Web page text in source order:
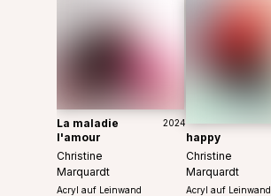
La maladie
l'amour
Christine
Marquardt
Acryl auf Leinwand
2024
happy
Christine
Marquardt
Acryl auf Leinwand